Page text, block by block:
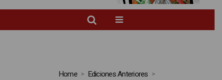
Home
Ediciones Anteriores